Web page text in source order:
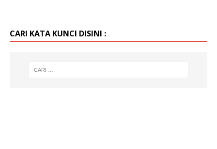
CARI KATA KUNCI DISINI :